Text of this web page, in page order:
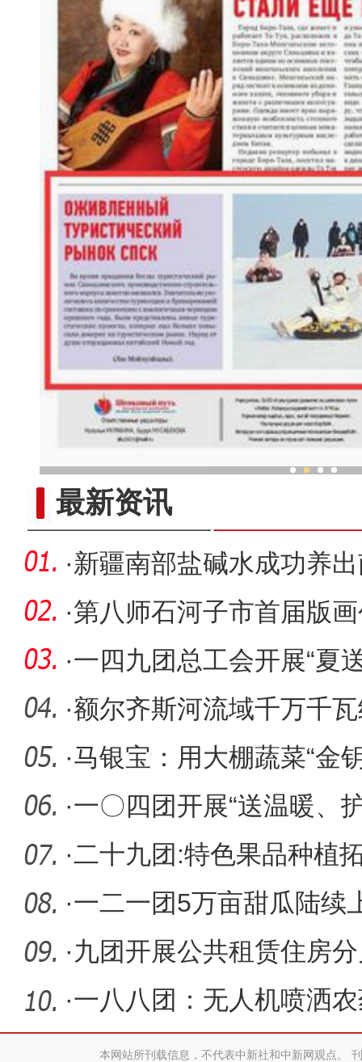
最新资讯
·新疆南部盐碱水成功养
销售
·第八师石河子市首届版
画的新局
·一四九团总工会开展“夏
·额尔齐斯河流域千万千
建设拉开
·马银宝：用大棚蔬菜“金
·一〇四团开展“送温暖、
人”义
·二十九团:特色果品种植
·一二一团5万亩甜瓜陆续
亚市场
·九团开展公共租赁住房
·一八八团：无人机喷洒农
本网站所刊载信息，不代表中新社和中新网观点。